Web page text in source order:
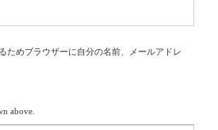
ためブラウザーに自分の名前、メールアドレ
above.